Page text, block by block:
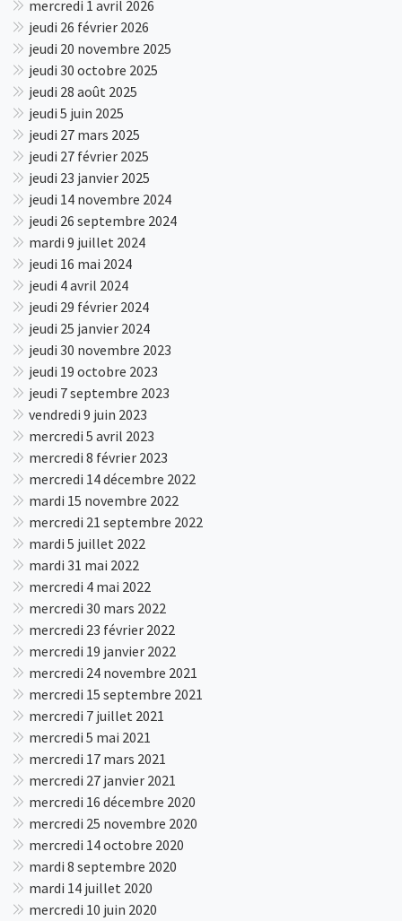
mercredi 1 avril 2026
jeudi 26 février 2026
jeudi 20 novembre 2025
jeudi 30 octobre 2025
jeudi 28 août 2025
jeudi 5 juin 2025
jeudi 27 mars 2025
jeudi 27 février 2025
jeudi 23 janvier 2025
jeudi 14 novembre 2024
jeudi 26 septembre 2024
mardi 9 juillet 2024
jeudi 16 mai 2024
jeudi 4 avril 2024
jeudi 29 février 2024
jeudi 25 janvier 2024
jeudi 30 novembre 2023
jeudi 19 octobre 2023
jeudi 7 septembre 2023
vendredi 9 juin 2023
mercredi 5 avril 2023
mercredi 8 février 2023
mercredi 14 décembre 2022
mardi 15 novembre 2022
mercredi 21 septembre 2022
mardi 5 juillet 2022
mardi 31 mai 2022
mercredi 4 mai 2022
mercredi 30 mars 2022
mercredi 23 février 2022
mercredi 19 janvier 2022
mercredi 24 novembre 2021
mercredi 15 septembre 2021
mercredi 7 juillet 2021
mercredi 5 mai 2021
mercredi 17 mars 2021
mercredi 27 janvier 2021
mercredi 16 décembre 2020
mercredi 25 novembre 2020
mercredi 14 octobre 2020
mardi 8 septembre 2020
mardi 14 juillet 2020
mercredi 10 juin 2020